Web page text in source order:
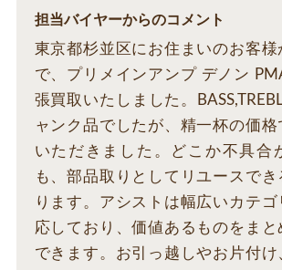
担当バイヤーからのコメント
東京都杉並区にお住まいのお客様
で、プリメインアンプ デノン
張買取いたしました。
ャンク品でしたが、精一杯の価格
いただきました。どこか不具合
も、部品取りとしてリユースでき
ります。アシストは幅広いカテ
応しており、価値あるものをまと
できます。お引っ越しやお片付